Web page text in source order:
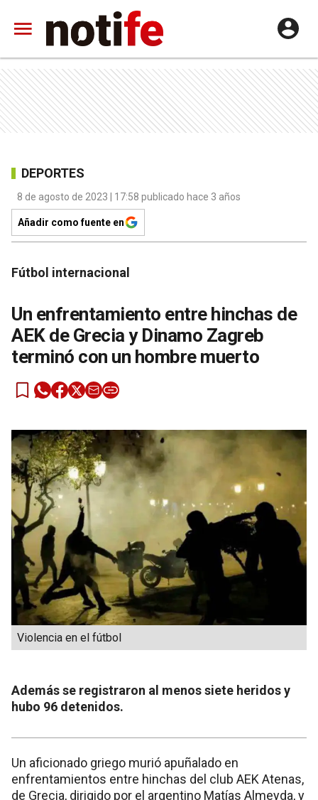
DEPORTES
8 de agosto de 2023 | 17:58 publicado hace 3 años
Añadir como fuente en
Fútbol internacional
Un enfrentamiento entre hinchas de
AEK de Grecia y Dinamo Zagreb
terminó con un hombre muerto
Violencia en el fútbol
Además se registraron al menos siete heridos y
hubo 96 detenidos.
Un aficionado griego murió apuñalado en
enfrentamientos entre hinchas del club AEK Atenas,
de Grecia, dirigido por el argentino Matías Almeyda, y